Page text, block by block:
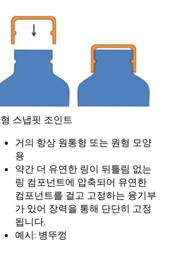
스냅핏 조인트
거의 항상 원통형 또는 원형 모양
용
약간 더 유연한 링이 뒤틀림 없는
링 컴포넌트에 압축되어 유연한
컴포넌트를 걸고 고정하는 융기부
가 있어 장력을 통해 단단히 고정
됩니다.
예시: 병뚜껑